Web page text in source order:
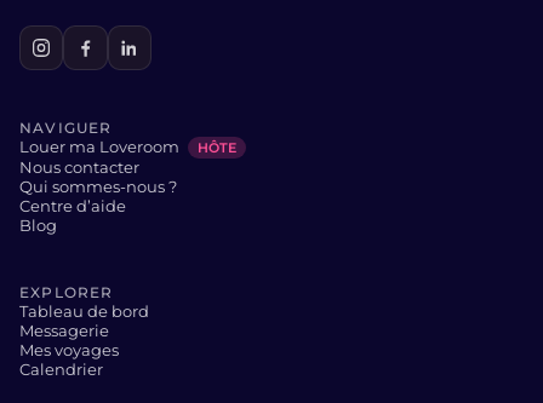
NAVIGUER
Louer ma Loveroom HÔTE
Nous contacter
Qui sommes-nous ?
Centre d’aide
Blog
EXPLORER
Tableau de bord
Messagerie
Mes voyages
Calendrier